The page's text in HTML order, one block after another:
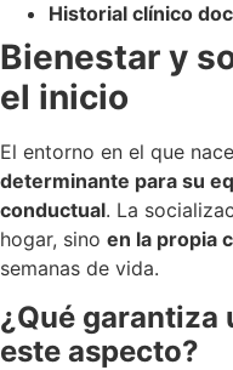
Historial clínico
Bienestar y
el inicio
El entorno en el que
determinante para su
conductual. La
hogar, sino en la propia
semanas de vida.
¿Qué garantiza
este aspecto?